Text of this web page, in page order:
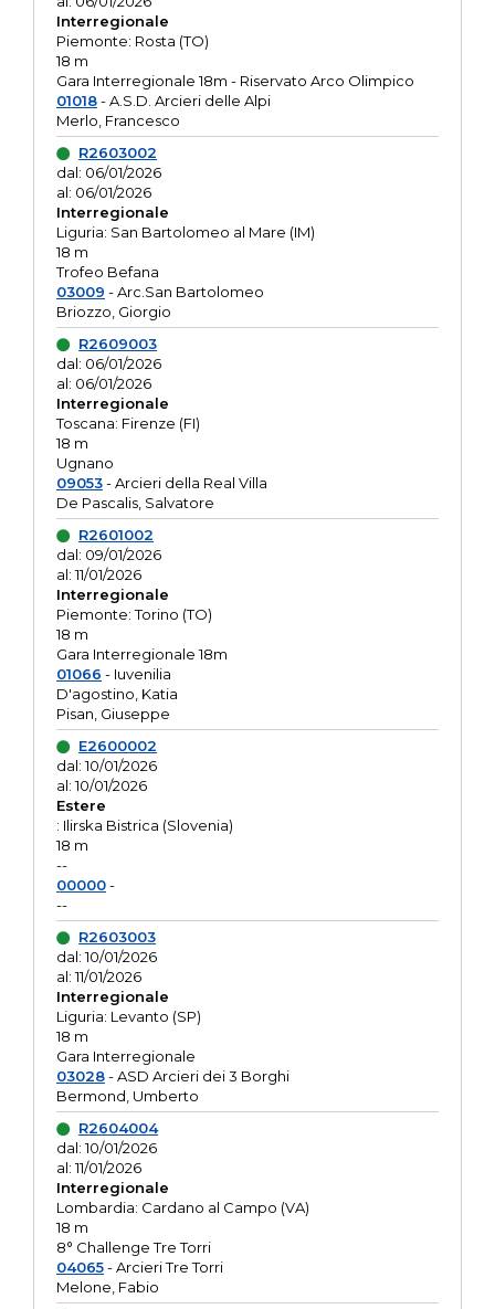
Interregionale
Piemonte: Rosta (TO)
18 m
Gara Interregionale 18m - Riservato Arco Olimpico
01018- A.S.D. Arcieri delle Alpi
Merlo, Francesco
R2603002
dal: 06/01/2026
al: 06/01/2026
Interregionale
Liguria: San Bartolomeo al Mare (IM)
18 m
Trofeo Befana
03009 - Arc.San Bartolomeo
Briozzo, Giorgio
R2609003
dal: 06/01/2026
al: 06/01/2026
Interregionale
Toscana: Firenze (FI)
18 m
Ugnano
09053- Arcieri della Real Villa
De Pascalis, Salvatore
R2601002
dal: 09/01/2026
al: 11/01/2026
Interregionale
Piemonte: Torino (TO)
18 m
Gara Interregionale 18m
01066 - Iuvenilia
D'agostino, Katia
Pisan, Giuseppe
E2600002
dal: 10/01/2026
al: 10/01/2026
Estere
: Ilirska Bistrica (Slovenia)
18 m
--
00000-
--
R2603003
dal: 10/01/2026
al: 11/01/2026
Interregionale
Liguria: Levanto (SP)
18 m
Gara Interregionale
03028- ASD Arcieri dei 3 Borghi
Bermond, Umberto
R2604004
dal: 10/01/2026
al: 11/01/2026
Interregionale
Lombardia: Cardano al Campo (VA)
18 m
8° Challenge Tre Torri
04065- Arcieri Tre Torri
Melone, Fabio